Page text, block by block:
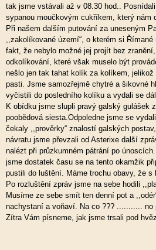
tak jsme vstávali až v 08.30 hod..
sypanou moučkovým cukříkem, který nám
Při našem dalším putování za uneseným
,,zakolíkované území“, o kterém si
fakt, že nebylo možné jej projít bez
odkolíkování, které však muselo být
nešlo jen tak tahat kolík za kolíkem,
pasti. Jsme samozřejmě chytré a šikovné
vyčistili do posledního kolíku a vydali se
K obídku jsme slupli pravý galský gulášek
poobědová siesta.Odpoledne jsme se
čekaly ,,prověrky“ znalostí galských
návratu jsme převzali od Asterixe další
nalézt při průzkumném pátrání po
jsme dostatek času se na tento okamžik
pustili do luštění. Máme trochu obavy, že s
Po rozluštění zpráv jsme na sebe hodili
Musíme ze sebe smít ten denní pot a
nachystaní a voňaví. Na co ??? ........... no
Zítra Vám písneme, jak jsme trsali pod